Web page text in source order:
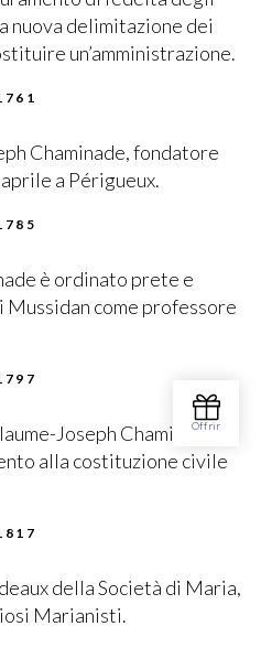
nuova delimitazione dei
un’amministrazione.
Chaminade, fondatore
a Périgueux.
è ordinato prete e
Mussidan come professore
Joseph Chaminade
alla costituzione civile
della Società di Maria,
Marianisti.